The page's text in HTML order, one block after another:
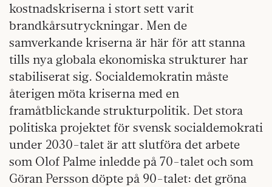
kostnadskriserna i stort sett varit
brandkårsutryckningar. Men de
samverkande kriserna är här för att stanna
tills nya globala ekonomiska strukturer har
stabiliserat sig. Socialdemokratin måste
återigen möta kriserna med en
framåtblickande strukturpolitik. Det stora
politiska projektet för svensk socialdemokrati
under 2030-talet är att slutföra det arbete
som Olof Palme inledde på 70-talet och som
Göran Persson döpte på 90-talet: det gröna